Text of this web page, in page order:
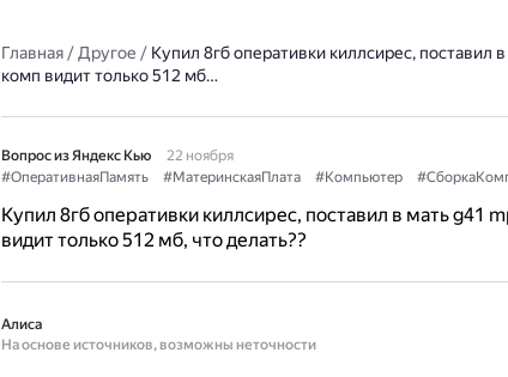
Главная/Другое / Купил 8гб оперативки киллсирес, поставил
комп видит только 512 мб…
Вопрос из Яндекс Кью
22 ноября
#ОперативнаяПамять
#МатеринскаяПлата #Компьютер
Купил 8гб оперативки киллсирес, поставил в мать g41
видит только 512 мб, что делать??
Алиса
На основе источников, возможны неточности